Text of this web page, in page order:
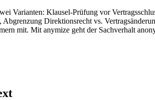
Varianten: Klausel-Prüfung vor
Direktionsrecht vs.
mit. Mit anymize geht der Sachverhalt